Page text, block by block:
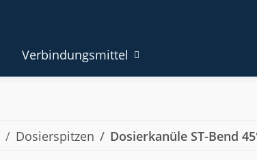
Verbindungsmittel
Dosierspitzen Dosierkanüle ST-Bend